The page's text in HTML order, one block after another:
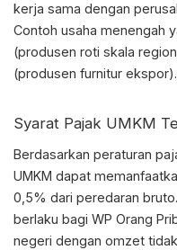
kerja sama dengan
Contoh usaha menengah
(produsen roti skala
(produsen furnitur ekspor).
Syarat Pajak UMKM
Berdasarkan peraturan
UMKM dapat
0,5% dari peredaran bruto.
berlaku bagi WP Orang
negeri dengan omzet